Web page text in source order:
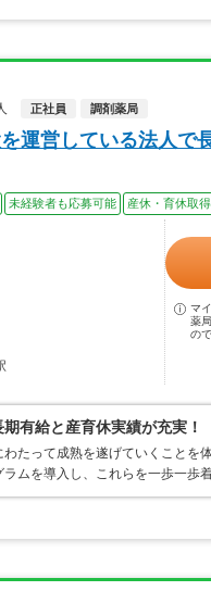
正社員 調剤薬局
運営している法人で
未経験者も応募可能 産休・育休取
マ
薬
の
有給と産育休実績が充実！
たって成熟を遂げていくことを
ムを導入し、これらを一歩一歩